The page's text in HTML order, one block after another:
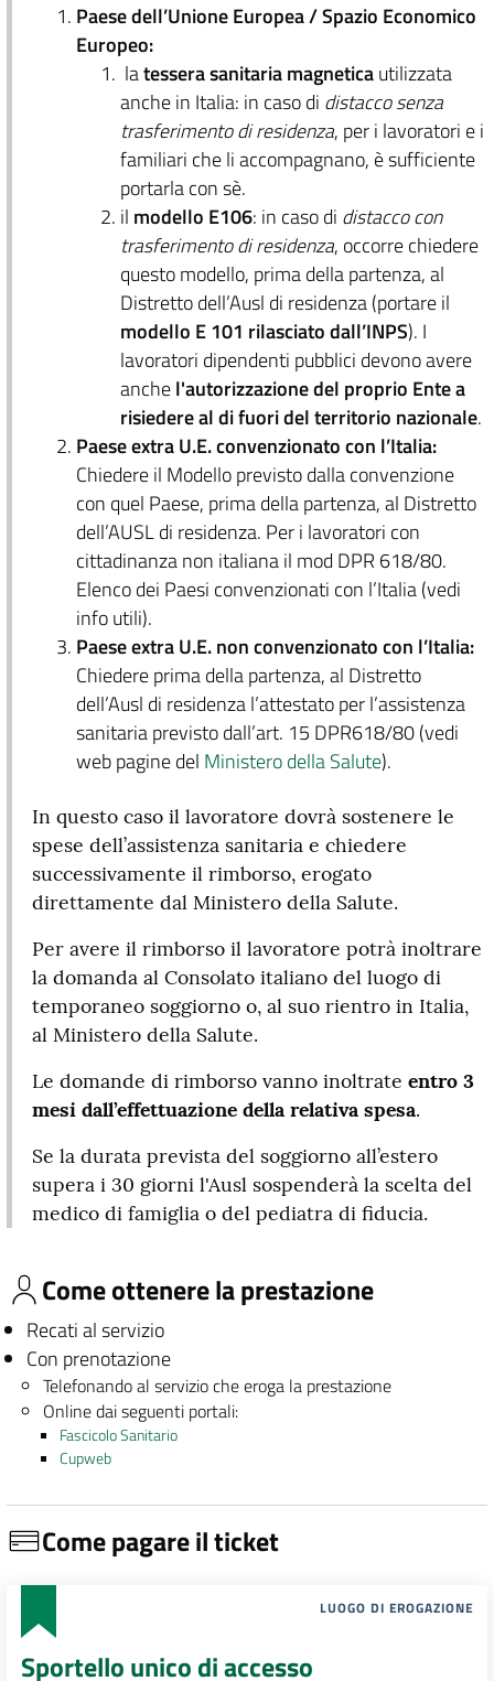
Paese dell’Unione Europea / Spazio Economico
Europeo:
latessera sanitaria magneticautilizzata
anche in Italia: in caso di distacco senza
trasferimento di residenza, per i lavoratori e i
familiari che li accompagnano, è sufficiente
portarla con sè.
il modello E106: in caso di distacco con
trasferimento di residenza, occorre chiedere
questo modello, prima della partenza, al
Distretto dell’Ausl di residenza (portare il
modello E 101 rilasciato dall’INPS). I
lavoratori dipendenti pubblici devono avere
anchel'autorizzazione del proprio Ente a
risiedere al di fuori del territorio nazionale.
Paese extra U.E. convenzionato con l’Italia:
Chiedere il Modello previsto dalla convenzione
con quel Paese, prima della partenza, al Distretto
dell’AUSL di residenza. Per i lavoratori con
cittadinanza non italiana il mod DPR 618/80.
Elenco dei Paesi convenzionati con l’Italia (vedi
info utili).
Paese extra U.E. non convenzionato con l’Italia:
Chiedere prima della partenza, al Distretto
dell’Ausl di residenza l’attestato per l’assistenza
sanitaria previsto dall’art. 15 DPR618/80 (vedi
web pagine del Ministero della Salute).
In questo caso il lavoratore dovrà sostenere le
spese dell’assistenza sanitaria e chiedere
successivamente il rimborso, erogato
direttamente dal Ministero della Salute.
Per avere il rimborso il lavoratore potrà inoltrare
la domanda al Consolato italiano del luogo di
temporaneo soggiorno o, al suo rientro in Italia,
al Ministero della Salute.
Le domande di rimborso vanno inoltrate entro 3
mesi dall’effettuazione della relativa spesa.
Se la durata prevista del soggiorno all’estero
supera i 30 giorni l'Ausl sospenderà la scelta del
medico di famiglia o del pediatra di fiducia.
Come ottenere la prestazione
Recati al servizio
Con prenotazione
Telefonando al servizio che eroga la prestazione
Online dai seguenti portali:
Fascicolo Sanitario
Cupweb
Come pagare il ticket
LUOGO DI EROGAZIONE
Sportello unico di accesso